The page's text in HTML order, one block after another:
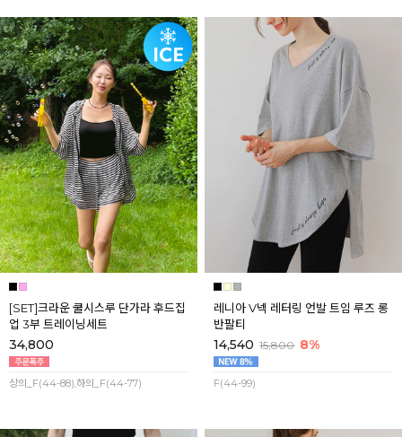
[SET]크라운 쿨시스루 단가라 후드집
업 3부 트레이닝세트
34,800
상의_F(44-88),하의_F(44-77)
레니아 V넥 레터링 언발 트임 루즈 롱
반팔티
14,540 15,800 8%
F(44-99)